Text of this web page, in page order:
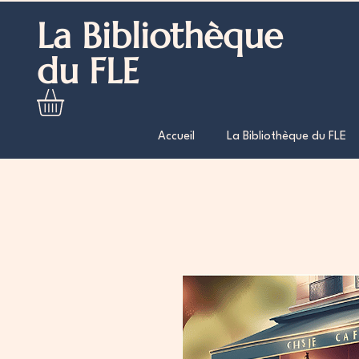
La Bibliothèque
du FLE
Accueil La Bibliothèque du FLE